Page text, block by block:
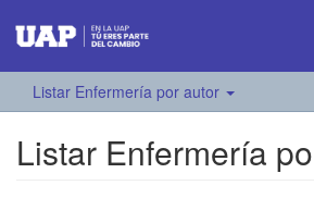
Listar Enfermería por autor
Listar Enfermería